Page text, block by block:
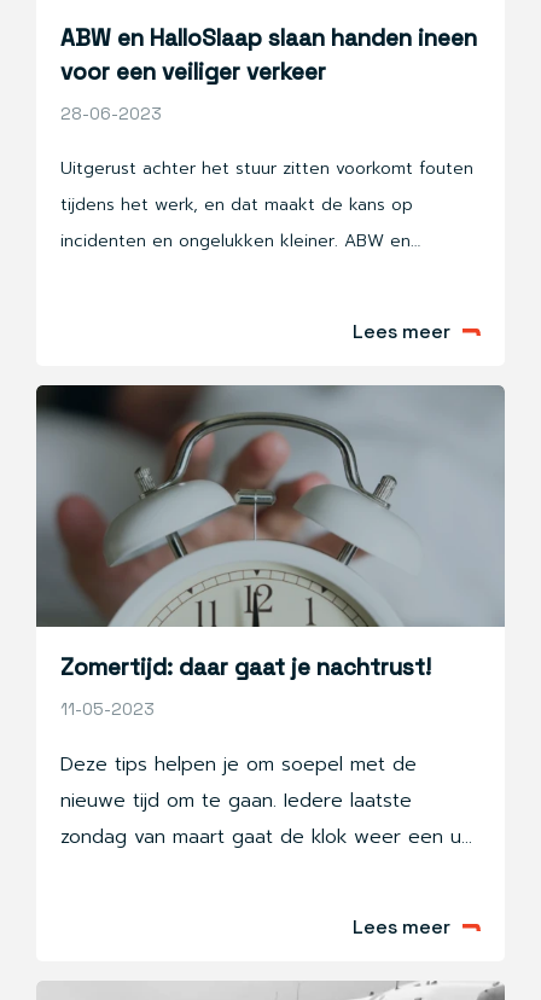
ABW en HalloSlaap slaan handen ineen
voor een veiliger verkeer
28-06-2023
Uitgerust achter het stuur zitten voorkomt fouten
tijdens het werk, en dat maakt de kans op
incidenten en ongelukken kleiner. ABW en
weinig aandacht onder chauffeurs en
transportondernemers. Terwijl uitgerust
plaatsnemen achter het stuur van levensbelang is.
Daarom gaan wij samen met HalloSlaap slapen een
prominente rol geven in Code 95,” legt Jeroen
Meijers van ABW uit.
Lees meer
Zomertijd: daar gaat je nachtrust!
11-05-2023
Deze tips helpen je om soepel met de
nieuwe tijd om te gaan. Iedere laatste
zondag van maart gaat de klok weer een uur
vrolijke, lichte voorjaar.
Lees meer